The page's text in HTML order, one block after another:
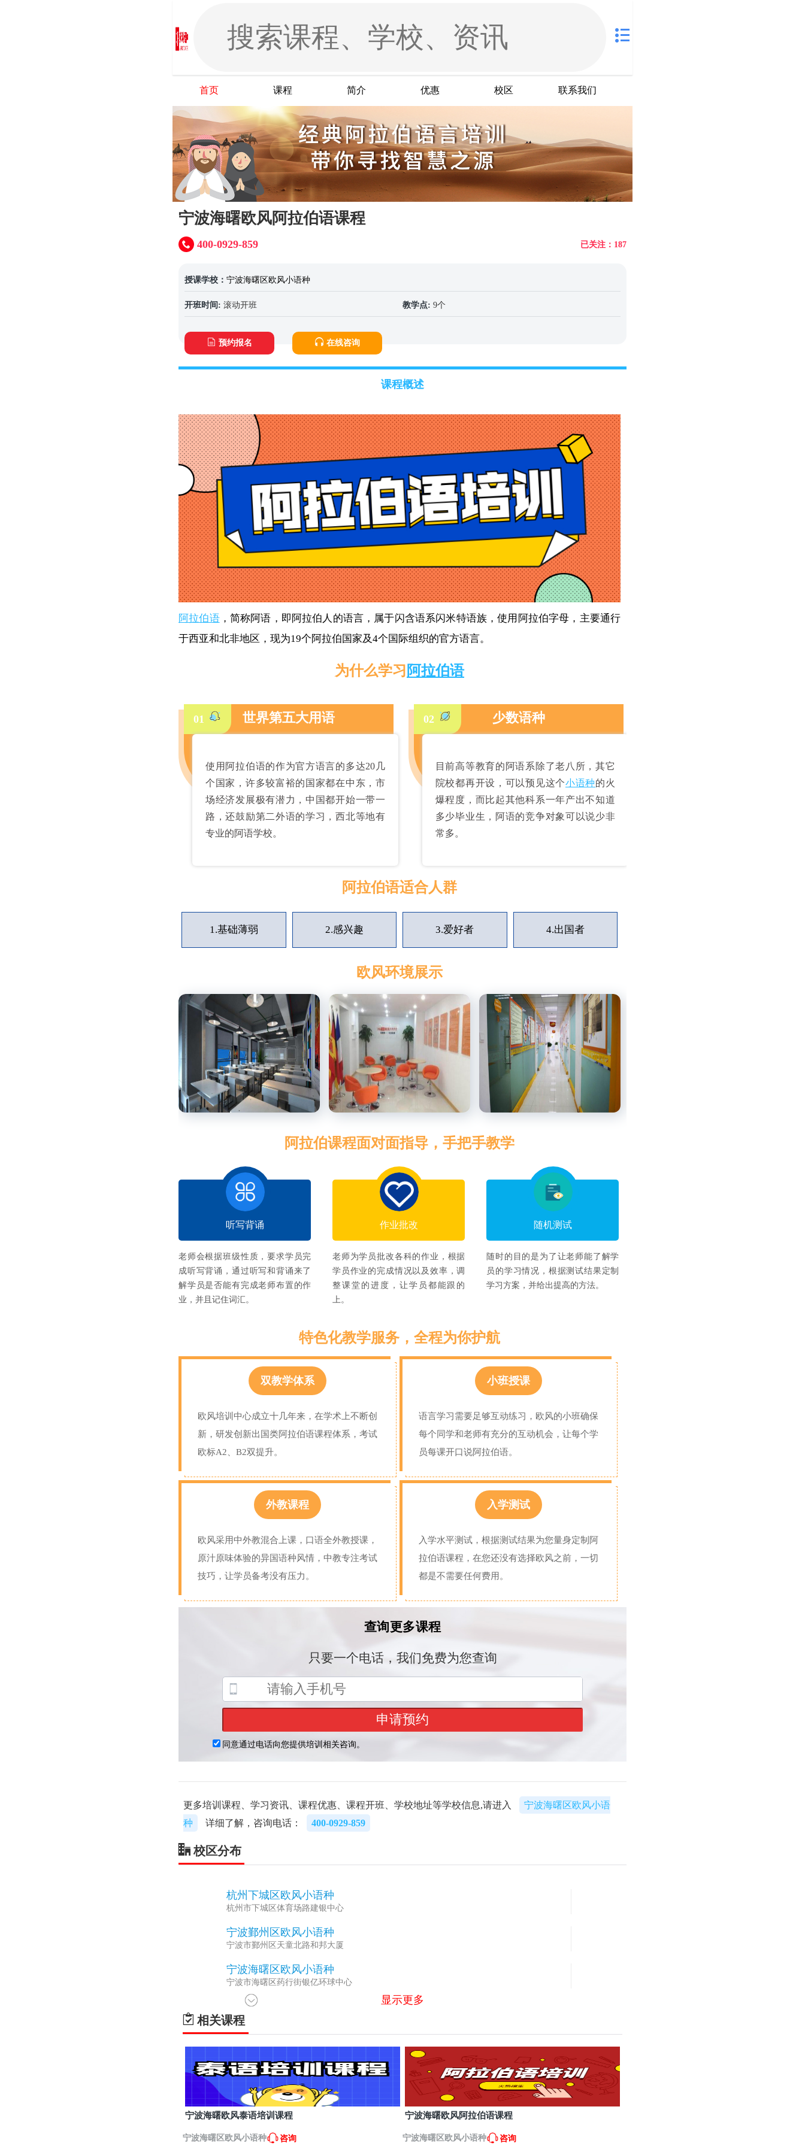
首页 课程 简介 优惠 校区 联系我们
宁波海曙欧风阿拉伯语课程
已关注：187
400-0929-859
授课学校： 宁波海曙区欧风小语种
开班时间: 滚动开班 教学点: 9个
预约报名 在线咨询
课程概述
阿拉伯语，简称阿语，即阿拉伯人的语言，属于闪含语系闪米特语族，使用阿拉伯字母，主要通行
于西亚和北非地区，现为19个阿拉伯国家及4个国际组织的官方语言。
为什么学习 阿拉伯语
01 世界第五大用语
使用阿拉伯语的作为官方语言的多达20几
个国家，许多较富裕的国家都在中东，市
场经济发展极有潜力，中国都开始一带一
路，还鼓励第二外语的学习，西北等地有
专业的阿语学校。
02 少数语种
目前高等教育的阿语系除了老八所，其它
院校都再开设，可以预见这个小语种的火
爆程度，而比起其他科系一年产出不知道
多少毕业生，阿语的竞争对象可以说少非
常多。
阿拉伯语适合人群
1.基础薄弱 2.感兴趣 3.爱好者 4.出国者
欧风环境展示
阿拉伯课程面对面指导，手把手教学
听写背诵
老师会根据班级性质，要求学员完
成听写背诵，通过听写和背诵来了
解学员是否能有完成老师布置的作
业，并且记住词汇。
作业批改
老师为学员批改各科的作业，根据
学员作业的完成情况以及效率，调
整课堂的进度，让学员都能跟的
上。
随机测试
随时的目的是为了让老师能了解学
员的学习情况，根据测试结果定制
学习方案，并给出提高的方法。
特色化教学服务，全程为你护航
双教学体系
欧风培训中心成立十几年来，在学术上不断创
新，研发创新出国类阿拉伯语课程体系，考试
欧标A2、B2双提升。
小班授课
语言学习需要足够互动练习，欧风的小班确保
每个同学和老师有充分的互动机会，让每个学
员每课开口说阿拉伯语。
外教课程
欧风采用中外教混合上课，口语全外教授课，
原汁原味体验的异国语种风情，中教专注考试
技巧，让学员备考没有压力。
入学测试
入学水平测试，根据测试结果为您量身定制阿
拉伯语课程，在您还没有选择欧风之前，一切
都是不需要任何费用。
更多培训课程、学习资讯、课程优惠、课程开班、学校地址等学校信息,请进入
宁波海曙区欧风小语
种
详细了解，咨询电话： 400-0929-859
校区分布
杭州下城区欧风小语种
杭州市下城区体育场路建银中心
宁波鄞州区欧风小语种
宁波市鄞州区天童北路和邦大厦
宁波海曙区欧风小语种
宁波市海曙区药行街银亿环球中心
显示更多
相关课程
宁波海曙欧风泰语培训课程
宁波海曙区欧风小语种 咨询
宁波海曙欧风阿拉伯语课程
宁波海曙区欧风小语种 咨询